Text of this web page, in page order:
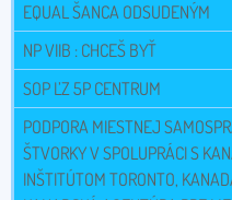
EQUAL ŠANCA ODSUDENÝM
NP VIIB : CHCEŠ BYŤ
SOP ĽZ 5P CENTRUM
PODPORA MIESTNEJ
ŠTVORKY V SPOLUPRÁCI S
INŠTITÚTOM TORONTO,